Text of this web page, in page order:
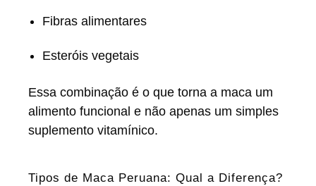
Fibras alimentares
Esteróis vegetais
Essa combinação é o que torna a maca um
alimento funcional e não apenas um simples
suplemento vitamínico.
Tipos de Maca Peruana: Qual a Diferença?